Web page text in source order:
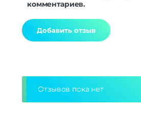
комментариев.
Отзывов пока нет